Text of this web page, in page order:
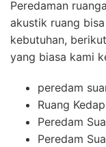
Peredaman
akustik ruang
kebutuhan,
yang biasa kami
peredam
Ruang
Peredam
Peredam